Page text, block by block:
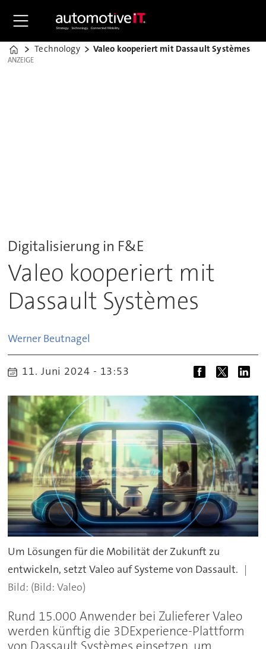
Home
Technology Valeo kooperiert mit Dassault Systèmes
ANZEIGE
ANZEIGE
Digitalisierung in F&E
Valeo kooperiert mit
Dassault Systèmes
Werner Beutnagel
11. Juni 2024 - 13:53
Um Lösungen für die Mobilität der Zukunft zu
entwickeln, setzt Valeo auf Systeme von Dassault.
(Bild: Valeo)
Rund 15.000 Anwender bei Zulieferer Valeo
werden künftig die 3DExperience-Plattform